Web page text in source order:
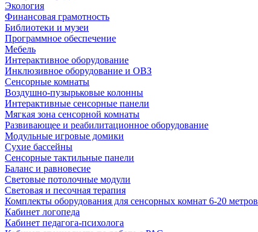
Экология
Финансовая грамотность
Библиотеки и музеи
Программное обеспечение
Мебель
Интерактивное оборудование
Инклюзивное оборудование и ОВЗ
Cенсорные комнаты
Воздушно-пузырьковые колонны
Интерактивные сенсорные панели
Мягкая зона сенсорной комнаты
Развивающее и реабилитационное оборудование
Модульные игровые домики
Сухие бассейны
Сенсорные тактильные панели
Баланс и равновесие
Световые потолочные модули
Световая и песочная терапия
Комплекты оборудования для сенсорных комнат 6-20 метров
Кабинет логопеда
Кабинет педагога-психолога